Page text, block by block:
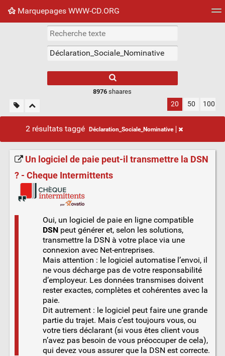
Marquepages WWW-CD.ORG
Nuage de tags Mur d'images
8976 shaares
20 50 100
2 résultats taggé Déclaration_Sociale_Nominative
Un logiciel de paie peut-il transmettre la DSN
? - Cheque Intermittents
Oui, un logiciel de paie en ligne compatible
DSNpeut générer et, selon les solutions,
transmettre la DSN à votre place via une
connexion avec Net-entreprises.
Mais attention : le logiciel automatise l’envoi, il
ne vous décharge pas de votre responsabilité
d’employeur. Les données transmises doivent
rester exactes, complètes et cohérentes avec la
paie.
Dit autrement : le logiciel peut faire une grande
partie du trajet. Mais c’est toujours vous, ou
votre tiers déclarant (si vous êtes client vous
n’avez pas besoin de vous préoccuper de cela),
qui devez vous assurer que la DSN est correcte.